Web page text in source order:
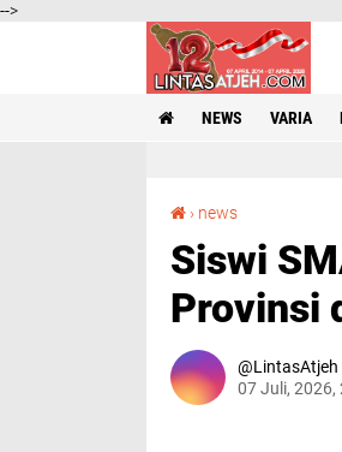
-->
NEWS VARIA
› news
Siswi
Provinsi
LintasAtjeh
07 Juli, 2026,